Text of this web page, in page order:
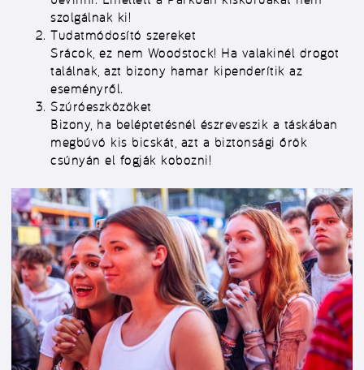
szolgálnak ki!
Tudatmódosító szereket
Srácok, ez nem Woodstock! Ha valakinél drogot
találnak, azt bizony hamar kipenderítik az
eseményről.
Szúróeszközöket
Bizony, ha beléptetésnél észreveszik a táskában
megbúvó kis bicskát, azt a biztonsági őrök
csúnyán el fogják kobozni!